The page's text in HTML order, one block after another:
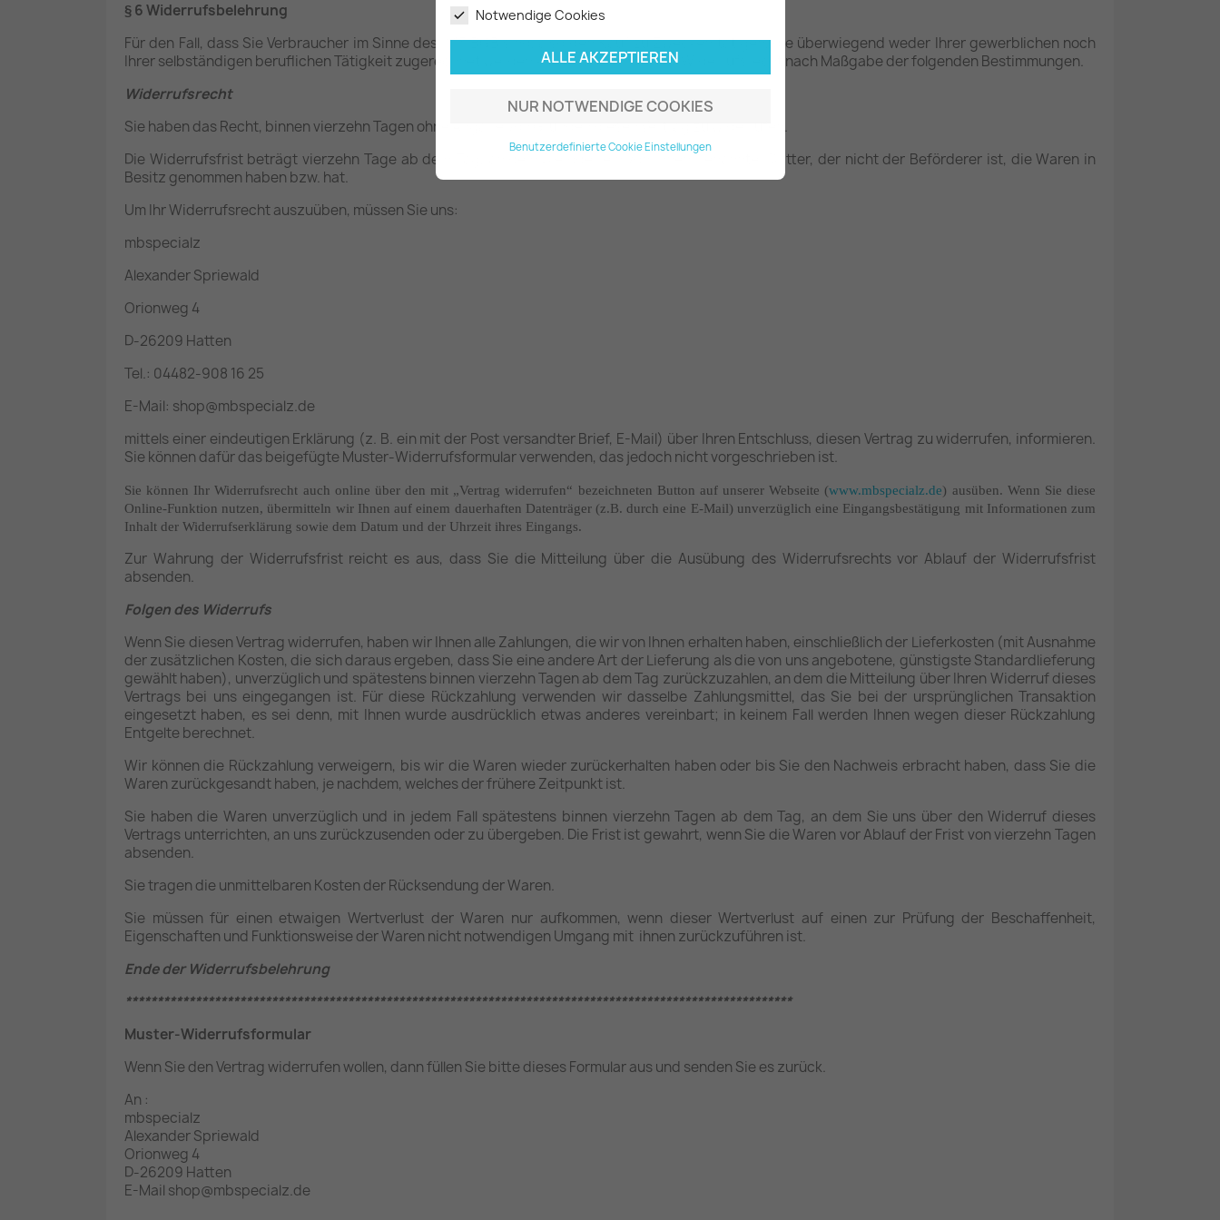
Notwendige Cookies
ALLE AKZEPTIEREN
NUR NOTWENDIGE COOKIES
Benutzerdefinierte Cookie Einstellungen
§ 6 Widerrufsbelehrung
Für den Fall, dass Sie Verbraucher im Sinne des § 13 BGB sind, also den Kauf zu Zwecken tätigen, die überwiegend weder Ihrer gewerblichen noch
Ihrer selbständigen beruflichen Tätigkeit zugerechnet werden können, haben Sie ein Widerrufsrecht nach Maßgabe der folgenden Bestimmungen.
Widerrufsrecht
Sie haben das Recht, binnen vierzehn Tagen ohne Angabe von Gründen diesen Vertrag zu widerrufen.
Die Widerrufsfrist beträgt vierzehn Tage ab dem Tag, an dem Sie oder ein von Ihnen benannter Dritter, der nicht der Beförderer ist, die Waren in
Besitz genommen haben bzw. hat.
Um Ihr Widerrufsrecht auszuüben, müssen Sie uns:
mbspecialz
Alexander Spriewald
Orionweg 4
D-26209 Hatten
Tel.: 04482-908 16 25
E-Mail: shop@mbspecialz.de
mittels einer eindeutigen Erklärung (z. B. ein mit der Post versandter Brief, E-Mail) über Ihren Entschluss, diesen Vertrag zu widerrufen, informieren.
Sie können dafür das beigefügte Muster-Widerrufsformular verwenden, das jedoch nicht vorgeschrieben ist.
Sie können Ihr Widerrufsrecht auch online über den mit „Vertrag widerrufen“ bezeichneten Button auf unserer Webseite (www.mbspecialz.de) ausüben. Wenn Sie diese
Online-Funktion nutzen, übermitteln wir Ihnen auf einem dauerhaften Datenträger (z.B. durch eine E-Mail) unverzüglich eine Eingangsbestätigung mit Informationen zum
Inhalt der Widerrufserklärung sowie dem Datum und der Uhrzeit ihres Eingangs.
Zur Wahrung der Widerrufsfrist reicht es aus, dass Sie die Mitteilung über die Ausübung des Widerrufsrechts vor Ablauf der Widerrufsfrist
absenden.
Folgen des Widerrufs
Wenn Sie diesen Vertrag widerrufen, haben wir Ihnen alle Zahlungen, die wir von Ihnen erhalten haben, einschließlich der Lieferkosten (mit Ausnahme
der zusätzlichen Kosten, die sich daraus ergeben, dass Sie eine andere Art der Lieferung als die von uns angebotene, günstigste Standardlieferung
gewählt haben), unverzüglich und spätestens binnen vierzehn Tagen ab dem Tag zurückzuzahlen, an dem die Mitteilung über Ihren Widerruf dieses
Vertrags bei uns eingegangen ist. Für diese Rückzahlung verwenden wir dasselbe Zahlungsmittel, das Sie bei der ursprünglichen Transaktion
eingesetzt haben, es sei denn, mit Ihnen wurde ausdrücklich etwas anderes vereinbart; in keinem Fall werden Ihnen wegen dieser Rückzahlung
Entgelte berechnet.
Wir können die Rückzahlung verweigern, bis wir die Waren wieder zurückerhalten haben oder bis Sie den Nachweis erbracht haben, dass Sie die
Waren zurückgesandt haben, je nachdem, welches der frühere Zeitpunkt ist.
Sie haben die Waren unverzüglich und in jedem Fall spätestens binnen vierzehn Tagen ab dem Tag, an dem Sie uns über den Widerruf dieses
Vertrags unterrichten, an uns zurückzusenden oder zu übergeben. Die Frist ist gewahrt, wenn Sie die Waren vor Ablauf der Frist von vierzehn Tagen
absenden.
Sie tragen die unmittelbaren Kosten der Rücksendung der Waren.
Sie müssen für einen etwaigen Wertverlust der Waren nur aufkommen, wenn dieser Wertverlust auf einen zur Prüfung der Beschaffenheit,
Eigenschaften und Funktionsweise der Waren nicht notwendigen Umgang mit ihnen zurückzuführen ist.
Ende der Widerrufsbelehrung
*********************************************************************************************************
Muster-Widerrufsformular
Wenn Sie den Vertrag widerrufen wollen, dann füllen Sie bitte dieses Formular aus und senden Sie es zurück.
An :
mbspecialz
Alexander Spriewald
Orionweg 4
D-26209 Hatten
E-Mail shop@mbspecialz.de